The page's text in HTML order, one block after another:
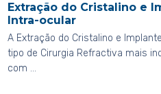
Extração do Cristalino e
Intra-ocular
A Extração do Cristalino e
tipo de Cirurgia Refractiva mais
com …